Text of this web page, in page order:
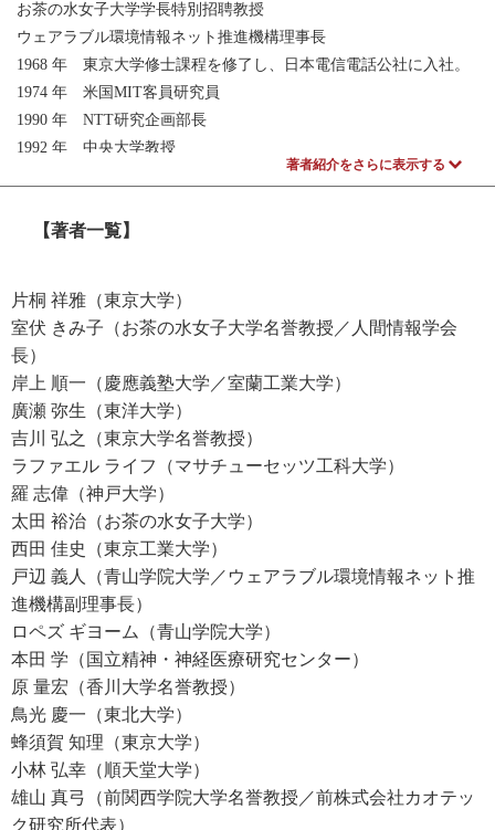
お茶の水女子大学学長特別招聘教授
ウェアラブル環境情報ネット推進機構理事長
1968 年 東京大学修士課程を修了し、日本電信電話公社に入社。
1974 年 米国MIT客員研究員
1990 年 NTT研究企画部長
1992 年 中央大学教授
1996 年 東京大学大学院工学系研究科教授、
2013年まで教授。
2005年から2013年まで科学技術振興機構「先進的統合センシング
技術」研究領域総括。
日本時計学会長、精密工学会長、日本学術会議 人工物設計生産研
究連絡会委員兼メカトロニクス研究専門委員会幹事、
東京都地方独立行政法人 評価委員会分科会長、文部科学省 安全・
安心科学技術委員会 主査を歴任。
著書は
『ウェアラブル・コンピュータとは何か』(NHKブックス)
『コンピュータを「着る」時代』(文藝春秋)など多数。
一般社団法人中野区産業振興推進機構理事長。工学博士。
取得特許は、記憶装置、プリンター、心拍変動計測・解析技術、
ウェアラブル冷暖房デバイスシステムなど多数。
国際特許もウェアラブル分野で出願中。
片桐 祥雅（かたぎり よしただ）
東京大学大学院工学系研究科上席研究員
1959 年 東京生。
1985 年 東京工業大学大学院総合理工学研究科博士前期課程修
了。
著者紹介をさらに表示する
【著者一覧】
片桐 祥雅（東京大学）
室伏 きみ子（お茶の水女子大学名誉教授／人間情報学会
長）
岸上 順一（慶應義塾大学／室蘭工業大学）
廣瀬 弥生（東洋大学）
吉川 弘之（東京大学名誉教授）
ラファエル ライフ（マサチューセッツ工科大学）
羅 志偉（神戸大学）
太田 裕治（お茶の水女子大学）
西田 佳史（東京工業大学）
戸辺 義人（青山学院大学／ウェアラブル環境情報ネット推
進機構副理事長）
ロペズ ギヨーム（青山学院大学）
本田 学（国立精神・神経医療研究センター）
原 量宏（香川大学名誉教授）
鳥光 慶一（東北大学）
蜂須賀 知理（東京大学）
小林 弘幸（順天堂大学）
雄山 真弓（前関西学院大学名誉教授／前株式会社カオテッ
ク研究所代表）